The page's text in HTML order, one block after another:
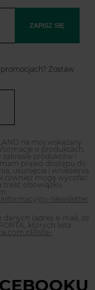
ZAPISZ SIĘ
Zostaw
na mój wskazany
o produktach,
zakresie produktów i
mam prawo dostępu do
usunięcia i wniesienia
również mogę wycofać
treść obowiązku
newsletter
(adres e-mail, że
których lista
lista-